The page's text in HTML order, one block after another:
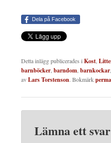
Dela på Facebook
Detta inlägg publicerades i Kost
barnböcker barndom barnkockar
avLars Torstenson. Bokmärk
Lämna ett svar